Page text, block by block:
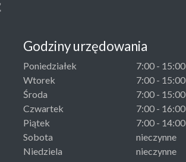
Godziny urzędowania
Poniedziałek
7:00 - 15:00
Wtorek
7:00 - 15:00
Środa
7:00 - 15:00
Czwartek
7:00 - 16:00
Piątek
7:00 - 14:00
Sobota
nieczynne
Niedziela
nieczynne